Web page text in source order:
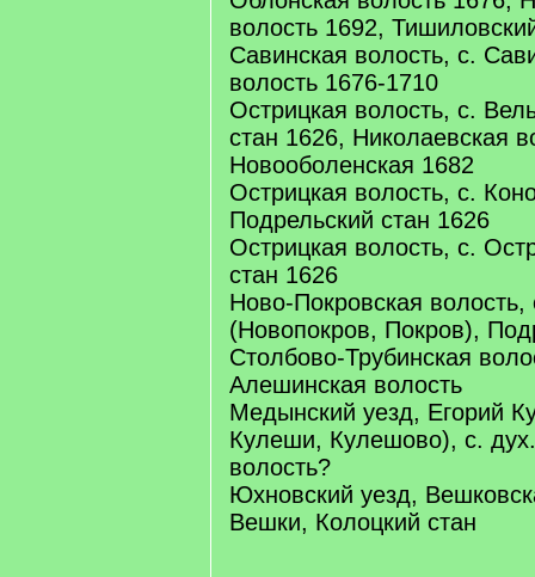
волость 1692,
Савинская волость, с.
волость 1676-1710
Острицкая волость, с.
стан 1626, Николаевская
Новооболенская 1682
Острицкая волость, с.
Подрельский стан 1626
Острицкая волость, с.
стан 1626
Ново-Покровская
(Новопокров, Покров),
Столбово-Трубинская
Алешинская волость
Медынский уезд, Егорий
Кулеши, Кулешово), с.
волость?
Юхновский уезд,
Вешки, Колоцкий стан